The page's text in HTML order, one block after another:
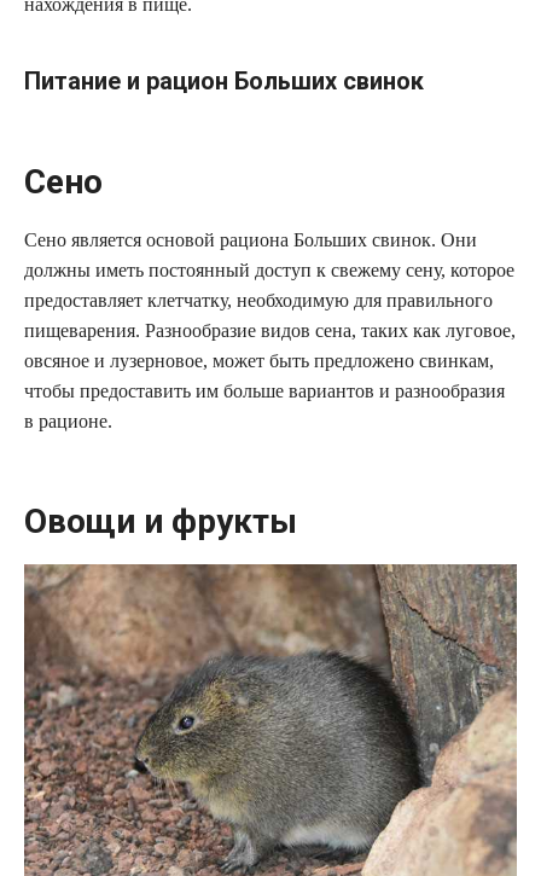
нахождения в пище.
Питание и рацион Больших свинок
Сено
Сено является основой рациона Больших свинок. Они
должны иметь постоянный доступ к свежему сену, которое
предоставляет клетчатку, необходимую для правильного
пищеварения. Разнообразие видов сена, таких как луговое,
овсяное и лузерновое, может быть предложено свинкам,
чтобы предоставить им больше вариантов и разнообразия
в рационе.
Овощи и фрукты